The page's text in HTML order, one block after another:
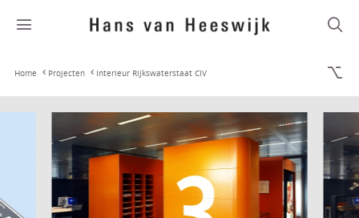
Home Projecten Interieur Rijkswaterstaat CIV